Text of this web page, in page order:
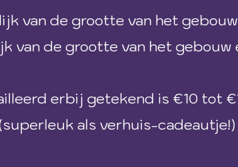
van de grootte van het
van de grootte van het gebouw
erbij getekend is €10 tot
als verhuis-